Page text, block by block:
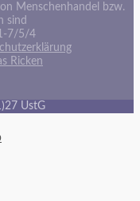
Menschenhandel bzw.
sind
7/5/4
Ricken
UstG